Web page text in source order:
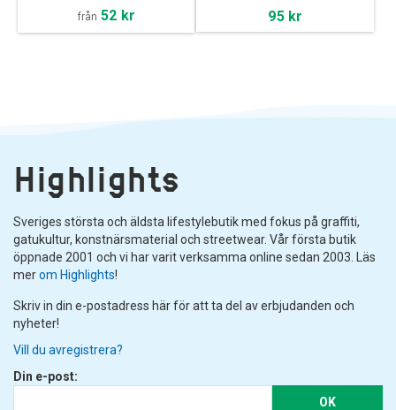
från 52 kr 95 kr
Highlights
Sveriges största och äldsta lifestylebutik med fokus på graffiti,
gatukultur, konstnärsmaterial och streetwear. Vår första butik
öppnade 2001 och vi har varit verksamma online sedan 2003. Läs
merom Highlights!
Skriv in din e-postadress här för att ta del av erbjudanden och
nyheter!
Vill du avregistrera?
Din e-post:
OK